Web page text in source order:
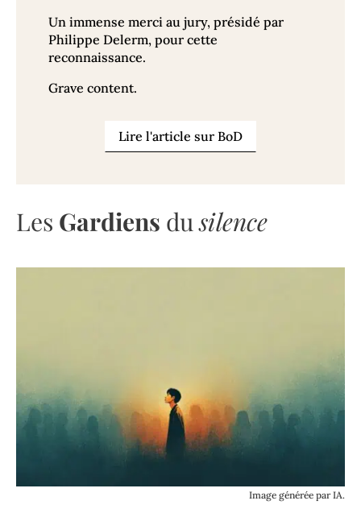
Un immense merci au jury, présidé par
Philippe Delerm, pour cette
reconnaissance.
Grave content.
Lire l'article sur BoD
Les Gardiens dusilence
Image générée par IA.